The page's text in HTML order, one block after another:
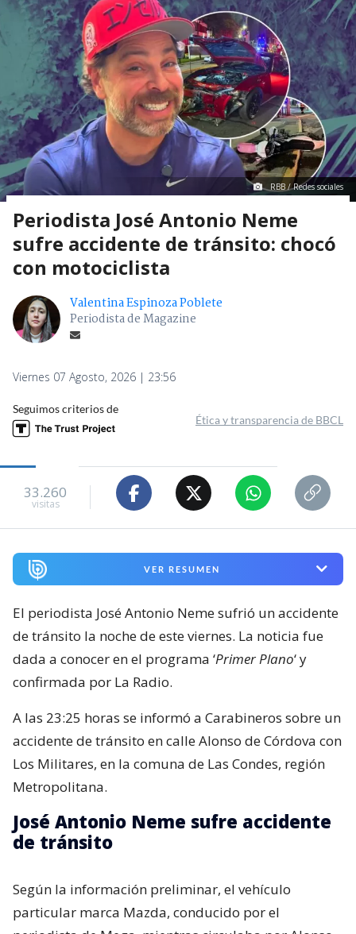
RBB / Redes sociales
Periodista José Antonio Neme
sufre accidente de tránsito: chocó
con motociclista
Valentina Espinoza Poblete
Periodista de Magazine
Viernes 07 Agosto, 2026 | 23:56
Seguimos criterios de
Ética y transparencia de BBCL
33.260
visitas
VER RESUMEN
El periodista José Antonio Neme sufrió un accidente
de tránsito la noche de este viernes. La noticia fue
dada a conocer en el programa ‘Primer Plano‘ y
confirmada por La Radio.
A las 23:25 horas se informó a Carabineros sobre un
accidente de tránsito en calle Alonso de Córdova con
Los Militares, en la comuna de Las Condes, región
Metropolitana.
José Antonio Neme sufre accidente
de tránsito
Según la información preliminar, el vehículo
particular marca Mazda, conducido por el